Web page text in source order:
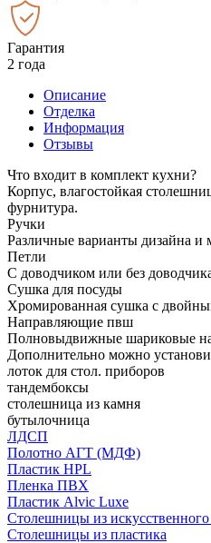
Гарантия
2 года
Описание
Отделка
Информация
Отзывы
Что входит в комплект кухни?
Корпус, влагостойкая
фурнитура.
Ручки
Различные варианты дизайна и
Петли
С доводчиком или без
Сушка для посуды
Хромированная сушка с
Направляющие пвш
Полновыдвижные шариковые
Дополнительно можно
лоток для стол. приборов
тандембоксы
столешница из камня
бутылочница
ЛДСП
Полотно АГТ (МДФ)
Пластик HPL
Пленка ПВХ
Пластик Alvic Luxe
Столешницы из
Столешницы из пластика